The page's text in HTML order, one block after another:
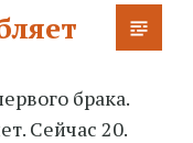
брака.
Сейчас 20.